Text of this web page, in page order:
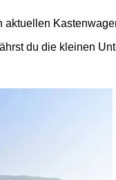
du die kleinen